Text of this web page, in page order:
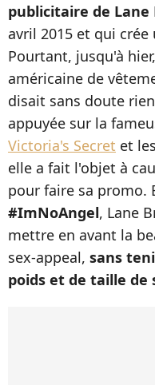
publicitaire de Lane
avril 2015 et qui
Pourtant, jusqu'à
américaine de
disait sans doute
appuyée sur la
Victoria's Secret et
elle a fait l'objet à
pour faire sa promo.
#ImNoAngel, Lane
mettre en avant la
sex-appeal, sans
poids et de taille de